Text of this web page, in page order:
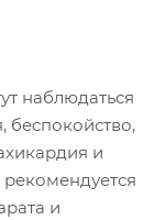
наблюдаться
беспокойство,
и
и